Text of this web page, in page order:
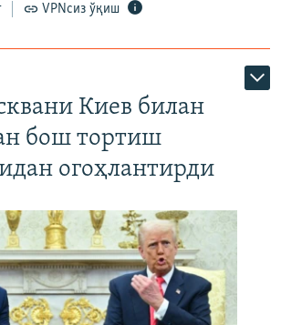
VPNсиз ўқиш
Киев билан
бош тортиш
огоҳлантирди